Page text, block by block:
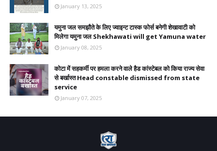
January 13, 2025
यमुना जल समझौते के लिए ज्वाइन्ट टास्क फोर्स बनेगी शेखावाटी को
मिलेगा यमुना जल Shekhawati will get Yamuna water
January 08, 2025
कोटा में सहकर्मी पर हमला करने वाले हैड कांस्टेबल को किया राज्य सेवा
से बर्खास्त Head constable dismissed from state
service
January 07, 2025